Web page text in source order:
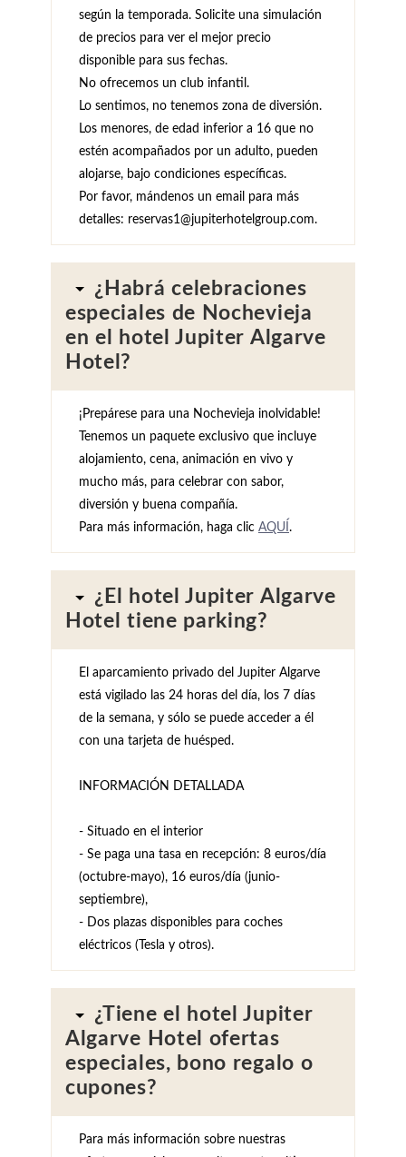
según la temporada. Solicite una simulación
de precios para ver el mejor precio
disponible para sus fechas.
No ofrecemos un club infantil.
Lo sentimos, no tenemos zona de diversión.
Los menores, de edad inferior a 16 que no
estén acompañados por un adulto, pueden
alojarse, bajo condiciones específicas.
Por favor, mándenos un email para más
detalles: reservas1@jupiterhotelgroup.com.
¿Habrá celebraciones
especiales de Nochevieja
en el hotel Jupiter Algarve
Hotel?
¡Prepárese para una Nochevieja inolvidable!
Tenemos un paquete exclusivo que incluye
alojamiento, cena, animación en vivo y
mucho más, para celebrar con sabor,
diversión y buena compañía.
Para más información, haga clic AQUÍ .
¿El hotel Jupiter Algarve
Hotel tiene parking?
El aparcamiento privado del Jupiter Algarve
está vigilado las 24 horas del día, los 7 días
de la semana, y sólo se puede acceder a él
con una tarjeta de huésped.
INFORMACIÓN DETALLADA
- Situado en el interior
- Se paga una tasa en recepción: 8 euros/día
(octubre-mayo), 16 euros/día (junio-
septiembre),
- Dos plazas disponibles para coches
eléctricos (Tesla y otros).
¿Tiene el hotel Jupiter
Algarve Hotel ofertas
especiales, bono regalo o
cupones?
Para más información sobre nuestras